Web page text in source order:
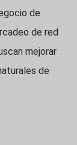
de
de red
mejorar
de